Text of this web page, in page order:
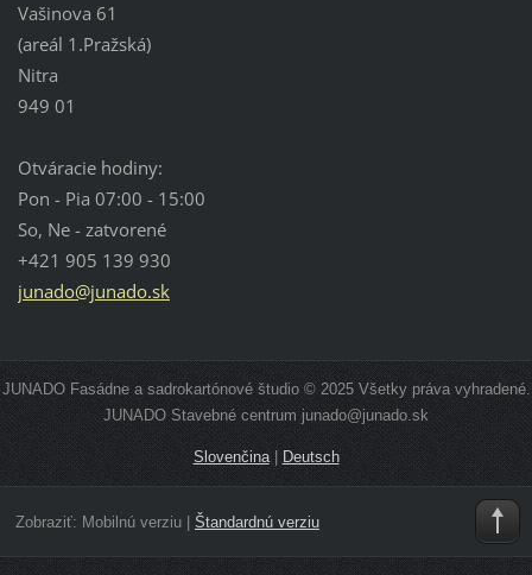
Vašinova 61
(areál 1.Pražská)
Nitra
949 01
Otváracie hodiny:
Pon - Pia 07:00 - 15:00
So, Ne - zatvorené
+421 905 139 930
junado@junado.sk
JUNADO Fasádne a sadrokartónové študio © 2025 Všetky práva vyhradené.
JUNADO Stavebné centrum junado@junado.sk
Slovenčina|Deutsch
Zobraziť: Mobilnú verziu| Štandardnú verziu